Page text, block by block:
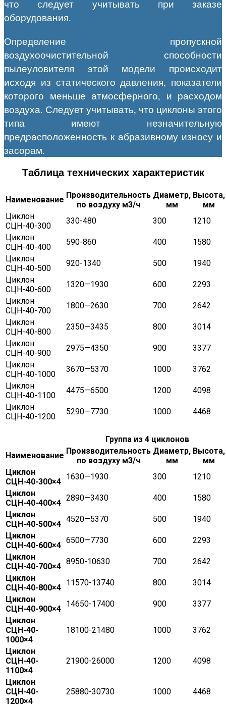
что следует учитывать при заказе
оборудования.
Определение пропускной
воздухоочистительной способности
пылеуловителя этой модели происходит
исходя из статического давления, показатели
которого меньше атмосферного, и расходом
воздуха. Следует учитывать, что циклоны этого
типа имеют незначительную
предрасположенность к абразивному износу и
засорам.
Таблица технических характеристик
Наименование Производительность
по воздуху м3/ч
Диаметр,
мм
Высота,
мм
Циклон
СЦН-40-300
330-480 300
1210
Циклон
СЦН-40-400
590-860 400
1580
Циклон
СЦН-40-500
920-1340 500
1940
Циклон
СЦН-40-600
1320—1930 600
2293
Циклон
СЦН-40-700
1800—2630 700
2642
Циклон
СЦН-40-800
2350—3435 800
3014
Циклон
СЦН-40-900
2975—4350 900
3377
Циклон
СЦН-40-1000
3670—5370 1000
3762
Циклон
СЦН-40-1100
4475—6500 1200
4098
Циклон
СЦН-40-1200
5290—7730 1000 4468
Группа из 4 циклонов
Наименование Производительность
по воздуху м3/ч
Диаметр,
мм
Высота,
мм
Циклон
СЦН-40-300×4
1630—1930 300
1210
Циклон
СЦН-40-400×4
2890—3430 400
1580
Циклон
СЦН-40-500×4
4520—5370 500
1940
Циклон
СЦН-40-600×4
6500—7730 600
2293
Циклон
СЦН-40-700×4
8950-10630 700
2642
Циклон
СЦН-40-800×4
11570-13740 800
3014
Циклон
СЦН-40-900×4
14650-17400 900
3377
Циклон
СЦН-40-
1000×4
18100-21480 1000 3762
Циклон
СЦН-40-
1100×4
21900-26000 1200 4098
Циклон
СЦН-40-
1200×4
25880-30730 1000 4468